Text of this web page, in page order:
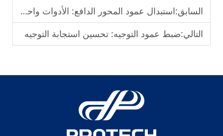
السابق:استبدال عمود المحور الدافع: الأدوات واحتياطات السلامة
التالي:ضبط عمود التوجيه: تحسين استجابة التوجيه